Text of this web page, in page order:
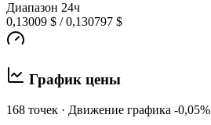
Диапазон 24ч
0,13009 $ / 0,130797 $
График цены
168 точек · Движение графика -0,05%